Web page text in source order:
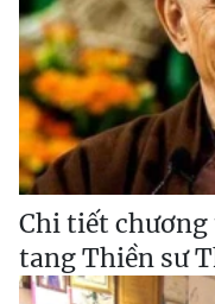
Chi tiết
tang Thiền sư